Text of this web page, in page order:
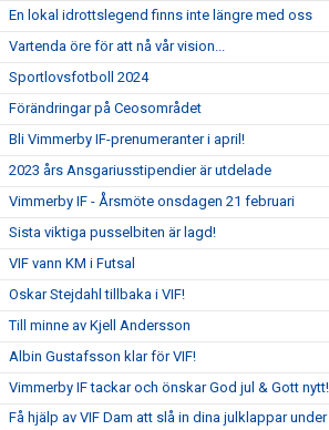
En lokal idrottslegend finns inte längre med oss
Vartenda öre för att nå vår vision...
Sportlovsfotboll 2024
Förändringar på Ceosområdet
Bli Vimmerby IF-prenumeranter i april!
2023 års Ansgariusstipendier är utdelade
Vimmerby IF - Årsmöte onsdagen 21 februari
Sista viktiga pusselbiten är lagd!
VIF vann KM i Futsal
Oskar Stejdahl tillbaka i VIF!
Till minne av Kjell Andersson
Albin Gustafsson klar för VIF!
Vimmerby IF tackar och önskar God jul & Gott nytt!
Få hjälp av VIF Dam att slå in dina julklappar under